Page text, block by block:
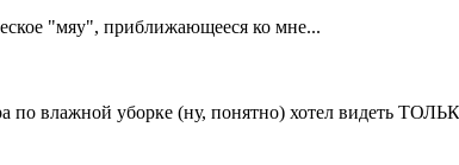
"мяу", приближающееся ко мне...
по влажной уборке (ну, понятно) хотел видеть